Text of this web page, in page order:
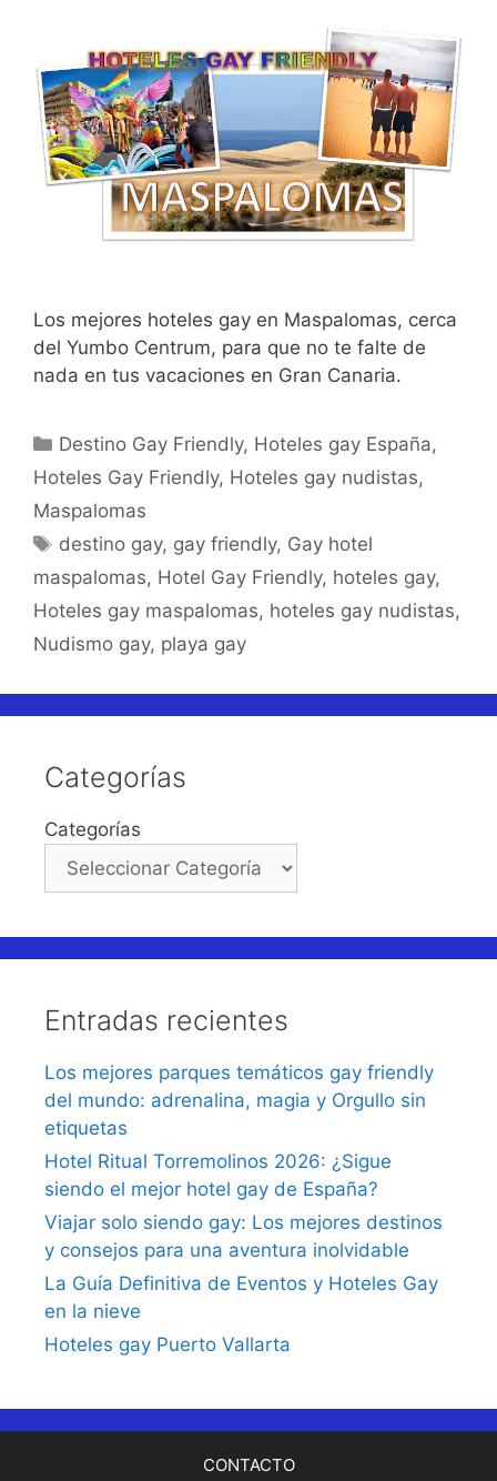
Los mejores hoteles gay en Maspalomas, cerca
del Yumbo Centrum, para que no te falte de
nada en tus vacaciones en Gran Canaria.
Categorías
Destino Gay Friendly, Hoteles gay España,
Hoteles Gay Friendly, Hoteles gay nudistas,
Maspalomas
Etiquetas
destino gay, gay friendly, Gay hotel
maspalomas, Hotel Gay Friendly, hoteles gay,
Hoteles gay maspalomas, hoteles gay nudistas,
Nudismo gay, playa gay
Categorías
Categorías
Entradas recientes
Los mejores parques temáticos gay friendly
del mundo: adrenalina, magia y Orgullo sin
etiquetas
Hotel Ritual Torremolinos 2026: ¿Sigue
siendo el mejor hotel gay de España?
Viajar solo siendo gay: Los mejores destinos
y consejos para una aventura inolvidable
La Guía Definitiva de Eventos y Hoteles Gay
en la nieve
Hoteles gay Puerto Vallarta
CONTACTO